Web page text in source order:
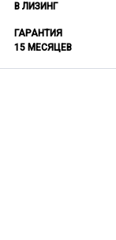
В ЛИЗИНГ
ГАРАНТИЯ
15 МЕСЯЦЕВ